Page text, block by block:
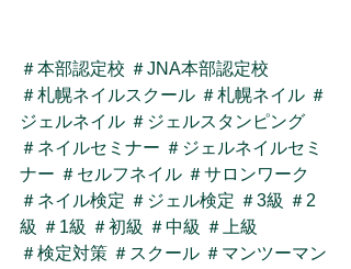
＃本部認定校 ＃JNA本部認定校
＃札幌ネイルスクール ＃札幌ネイル ＃
ジェルネイル ＃ジェルスタンピング
＃ネイルセミナー ＃ジェルネイルセミ
ナー ＃セルフネイル ＃サロンワーク
＃ネイル検定 ＃ジェル検定 ＃3級 ＃2
級 ＃1級 ＃初級 ＃中級 ＃上級
＃検定対策 ＃スクール ＃マンツーマン